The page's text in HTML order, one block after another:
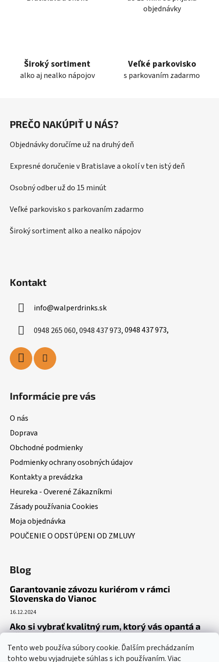
Tento web používa súbory cookie. Ďalším prechádzaním
tohto webu vyjadrujete súhlas s ich používaním. Viac
objednávky
Široký sortiment
alko aj nealko nápojov
Veľké parkovisko
s parkovaním zadarmo
PREČO NAKÚPIŤ U NÁS?
Objednávky doručíme už na druhý deň
Expresné doručenie v Bratislave a okolí v ten istý deň
Osobný odber už do 15 minút
Veľké parkovisko s parkovaním zadarmo
Široký sortiment alko a nealko nápojov
Kontakt
info@walperdrinks.sk
0948 265 060, 0948 437 973,0948 437 973,
Informácie pre vás
O nás
Doprava
Obchodné podmienky
Podmienky ochrany osobných údajov
Kontakty a prevádzka
Heureka - Overené Zákazníkmi
Zásady používania Cookies
Moja objednávka
POUČENIE O ODSTÚPENI OD ZMLUVY
Blog
Garantovanie závozu kuriérom v rámci
Slovenska do Vianoc
16.12.2024
Ako si vybrať kvalitný rum, ktorý vás opantá a
už nepustí?
16.6.2023